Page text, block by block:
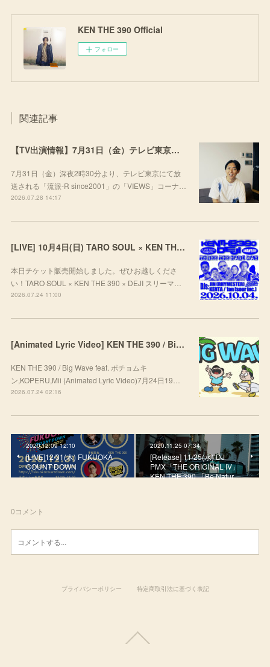
KEN THE 390 Official
フォロー
関連記事
【TV出演情報】7月31日（金）テレビ東京「流派-R since2001」
7月31日（金）深夜2時30分より、テレビ東京にて放
送される「流派-R since2001」の「VIEWS」コーナ…
2026.07.28 14:17
[LIVE] 10月4日(日) TARO SOUL × KEN THE 390 × DEJI スリーマンLIVE "THREE THE HARD WAY” @ ORD. 代官山
本日チケット販売開始しました。ぜひお越しくださ
い！TARO SOUL × KEN THE 390 × DEJI スリーマ…
2026.07.24 11:00
[Animated Lyric Video] KEN THE 390 / Big Wave feat. ポチョムキン,KOPERU,Mii
KEN THE 390 / Big Wave feat. ポチョムキ
ン,KOPERU,Mii (Animated Lyric Video)7月24日19…
2026.07.24 02:16
2020.12.09 12:10
[LIVE]12/31(木) FUKUOKA
COUNT DOWN
2020.11.25 07:34
[Release] 11/25(水) DJ
PMX「THE ORIGINAL IV」
KEN THE 390 「Be Natur…
0コメント
プライバシーポリシー 特定商取引法に基づく表記